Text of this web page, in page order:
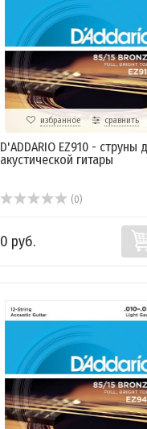
избранное сравнить
D'ADDARIO EZ910 - струны
акустической гитары
(0)
0 руб.